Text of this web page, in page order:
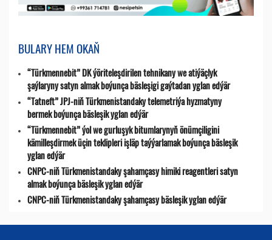
BULARY HEM OKAŇ
“Türkmennebit” DK ýöriteleşdirilen tehnikany we atiýäçlyk
şaýlaryny satyn almak boýunça bäsleşigi gaýtadan yglan edýär
“Tatneft” JPJ-niň Türkmenistandaky telemetriýa hyzmatyny
bermek boýunça bäsleşik yglan edýär
“Türkmennebit” ýol we gurluşyk bitumlarynyň önümçiligini
kämilleşdirmek üçin teklipleri işläp taýýarlamak boýunça bäsleşik
yglan edýär
CNPC-niň Türkmenistandaky şahamçasy himiki reagentleri satyn
almak boýunça bäsleşik yglan edýär
CNPC-niň Türkmenistandaky şahamçasy bäsleşik yglan edýär